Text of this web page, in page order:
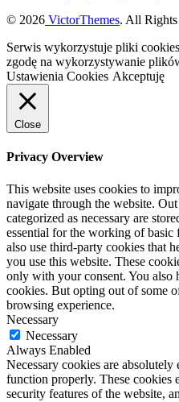
© 2026 VictorThemes. All Rights
Serwis wykorzystuje pliki
zgodę na wykorzystywanie
Ustawienia Cookies Akceptuję
Close
Privacy Overview
This website uses cookies to
navigate through the website.
categorized as necessary are
essential for the working of
also use third-party cookies that
you use this website. These
only with your consent. You also
cookies. But opting out of some
browsing experience.
Necessary
Necessary
Always Enabled
Necessary cookies are
function properly. These cookies
security features of the website,